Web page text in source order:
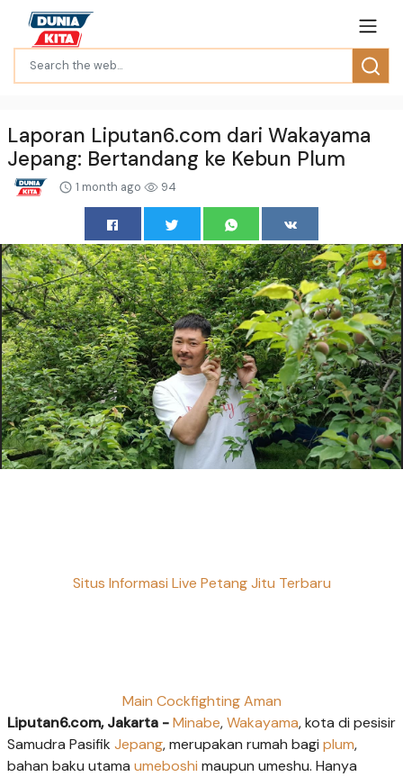
Laporan Liputan6.com dari Wakayama
Jepang: Bertandang ke Kebun Plum
1 month ago 94
Situs Informasi Live Petang Jitu Terbaru
Main Cockfighting Aman
Liputan6.com, Jakarta -Minabe,Wakayama, kota di pesisir
Samudra Pasifik Jepang, merupakan rumah bagi plum,
bahan baku utama umeboshi maupun umeshu. Hanya